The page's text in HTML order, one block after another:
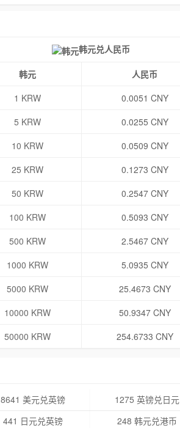
韩元兑人民币
韩元
人民币
1 KRW
0.0051 CNY
5 KRW
0.0255 CNY
10 KRW
0.0509 CNY
25 KRW
0.1273 CNY
50 KRW
0.2547 CNY
100 KRW
0.5093 CNY
500 KRW
2.5467 CNY
1000 KRW
5.0935 CNY
5000 KRW
25.4673 CNY
10000 KRW
50.9347 CNY
50000 KRW 254.6733 CNY
8641 美元兑英镑
1275 英镑兑日元
441 日元兑英镑
248 韩元兑港币